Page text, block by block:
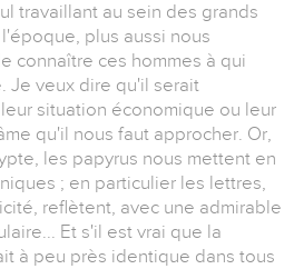
travaillant au sein des grands
plus aussi nous
connaître ces hommes à qui
Je veux dire qu'il serait
situation économique ou leur
qu'il nous faut approcher. Or,
les papyrus nous mettent en
; en particulier les lettres,
reflètent, avec une admirable
Et s'il est vrai que la
à peu près identique dans tous